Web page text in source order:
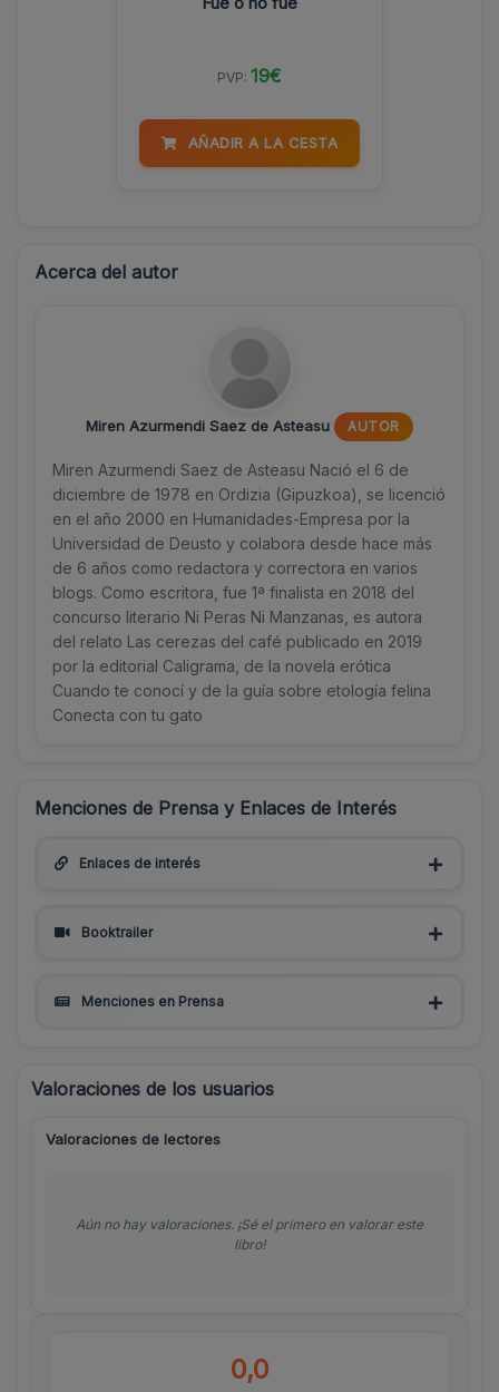
PVP: 19€
AÑADIR A LA CESTA
Acerca del autor
Miren Azurmendi Saez de Asteasu AUTOR
Miren Azurmendi Saez de Asteasu Nació el 6 de
diciembre de 1978 en Ordizia (Gipuzkoa), se licenció
en el año 2000 en Humanidades-Empresa por la
Universidad de Deusto y colabora desde hace más
de 6 años como redactora y correctora en varios
blogs. Como escritora, fue 1ª finalista en 2018 del
concurso literario Ni Peras Ni Manzanas, es autora
del relato Las cerezas del café publicado en 2019
por la editorial Caligrama, de la novela erótica
Cuando te conocí y de la guía sobre etología felina
Conecta con tu gato
Menciones de Prensa y Enlaces de Interés
Enlaces de interés
Booktrailer
Menciones en Prensa
Valoraciones de los usuarios
0,0
Valoraciones de lectores
Aún no hay valoraciones. ¡Sé el primero en valorar este
libro!